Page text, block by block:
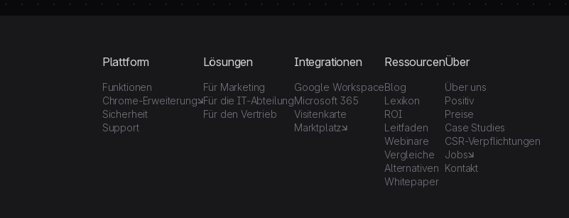
Plattform
Funktionen
Chrome-Erweiterung
Sicherheit
Support
Lösungen
Für Marketing
Für die IT-Abteilung
Für den Vertrieb
Integrationen
Google Workspace
Microsoft 365
Visitenkarte
Marktplatz
Ressourcen
Blog
Lexikon
ROI
Leitfaden
Webinare
Vergleiche
Alternativen
Whitepaper
Über
Über uns
Positiv
Preise
Case Studies
CSR-Verpflichtungen
Jobs
Kontakt